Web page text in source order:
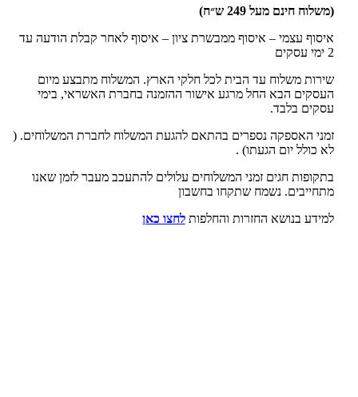
(משלוח חינם מעל 249 ש״ח)
איסוף עצמי – איסוף ממבשרת ציון – איסוף לאחר קבלת הודעה עד
2 ימי עסקים
שירות משלוח עד הבית לכל חלקי הארץ. המשלוח מתבצע מיום
העסקים הבא החל מרגע אישור ההזמנה בחברת האשראי, בימי
עסקים בלבד.
זמני האספקה נספרים בהתאם להגעת המשלוח לחברת המשלוחים. (
לא כולל יום הגעתו) .
בתקופות חגים זמני המשלוחים עלולים להתעכב מעבר לזמן שאנו
מתחייבים. נשמח שתקחו בחשבון
למידע בנושא החזרות והחלפותלחצו כאן